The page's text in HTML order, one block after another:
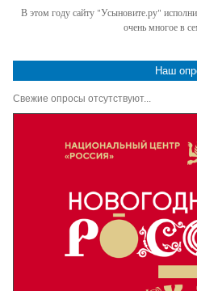
В этом году сайту "Усыновите.ру"
очень многое в
Наш
Свежие опросы отсутствуют...